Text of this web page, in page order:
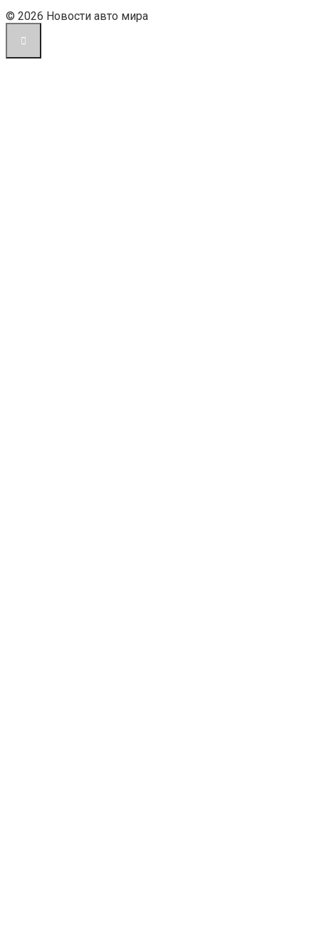
© 2026 Новости авто мира